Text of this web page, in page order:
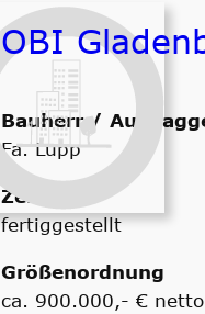
OBI
Bauherr /
Fa. Lupp
Zeitraum
fertiggestellt
Größenordnung
ca. 900.000,- € netto